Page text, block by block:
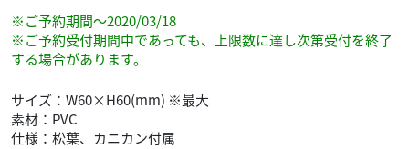
※ご予約期間～2020/03/18
※ご予約受付期間中であっても、上限数に達し次第受付を終了
する場合があります。
サイズ：W60×H60(mm) ※最大
素材：PVC
仕様：松葉、カニカン付属